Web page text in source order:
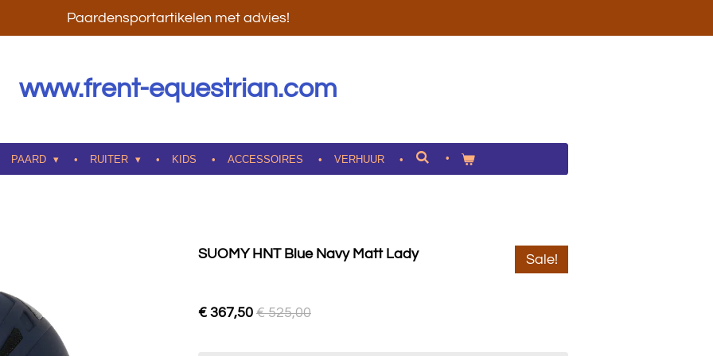
Paardensportartikelen met advies!
www.frent-equestrian.com
PAARD RUITER KIDS ACCESSOIRES VERHUUR
SUOMY HNT Blue Navy Matt Lady Sale!
€ 367,50 € 525,00